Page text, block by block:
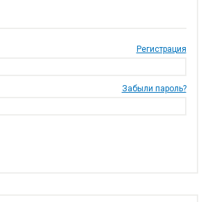
Регистрация
Забыли пароль?